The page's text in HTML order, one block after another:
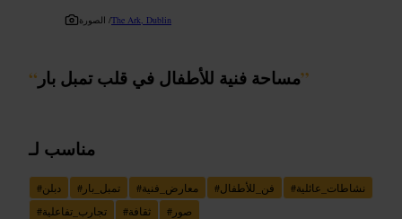
الصورة /The Ark, Dublin
“ مساحة فنية للأطفال في قلب تمبل بار”
مناسب لـ
#دبلن # تمبل_بار #معارض_فنية #فن_للأطفال #نشاطات_عائلية
#تجارب_تفاعلية #ثقافة # صور